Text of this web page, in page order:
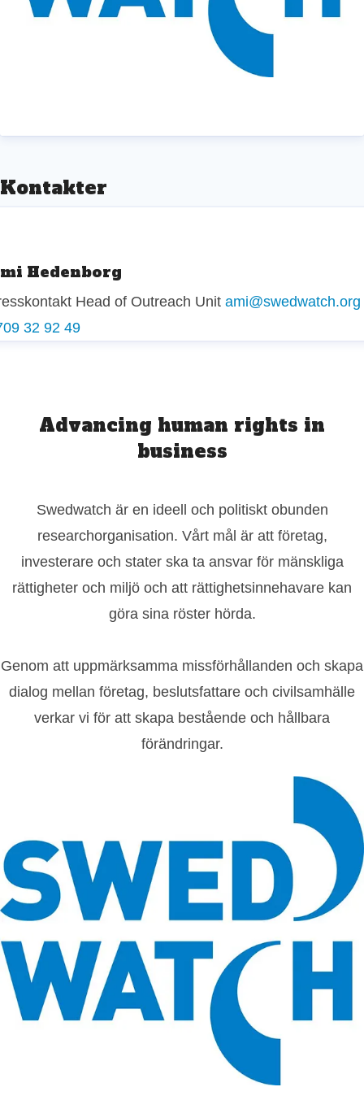
Kontakter
Hedenborg
Head of Outreach Unit ami@swedwatch.org
32 92 49
Advancing human rights in
business
Swedwatch är en ideell och politiskt obunden
researchorganisation. Vårt mål är att företag,
investerare och stater ska ta ansvar för mänskliga
rättigheter och miljö och att rättighetsinnehavare kan
göra sina röster hörda.
Genom att uppmärksamma missförhållanden och skapa
dialog mellan företag, beslutsfattare och civilsamhälle
verkar vi för att skapa bestående och hållbara
förändringar.